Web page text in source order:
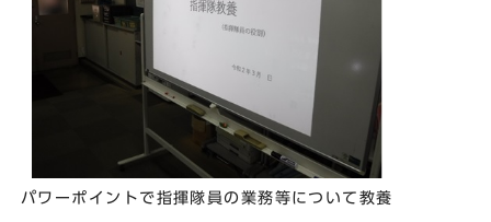
パワーポイントで指揮隊員の業務等について教養